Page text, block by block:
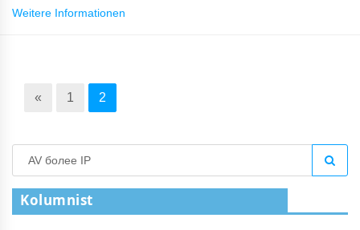
Videokontrollräume und vieles mehr antreibt. Die
Weitere Informationen
« 1 2
Kolumnist